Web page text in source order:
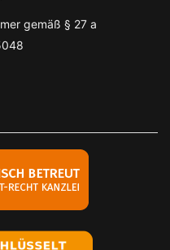
gemäß § 27 a